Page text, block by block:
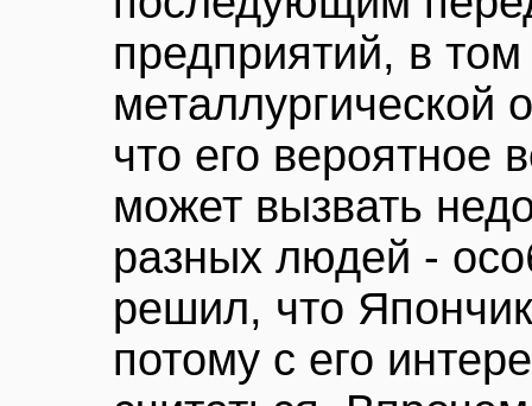
предприятий, в
металлургической
что его вероятное
может вызвать
разных людей -
решил, что
потому с его